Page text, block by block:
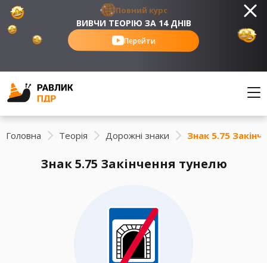
Повний курс
ВИВЧИ ТЕОРІЮ ЗА 14 ДНІВ
Перейти
Головна Теорія Дорожні знаки Знак 5.75
Знак 5.75 Закінчення тунелю